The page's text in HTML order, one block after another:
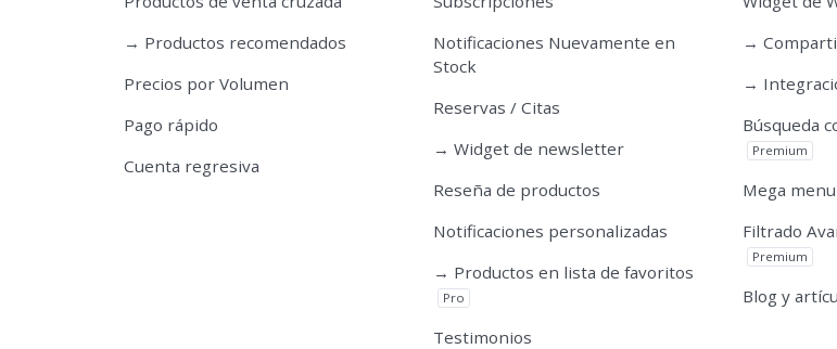
→ Productos recomendados
Precios por Volumen
Pago rápido
Cuenta regresiva
Notificaciones Nuevamente en
Stock
Reservas / Citas
→ Widget de newsletter
Reseña de productos
Notificaciones personalizadas
→ Productos en lista de favoritos
Pro
Testimonios
→
→
Búsqueda
Premium
Mega menu
Filtrado
Premium
Blog y